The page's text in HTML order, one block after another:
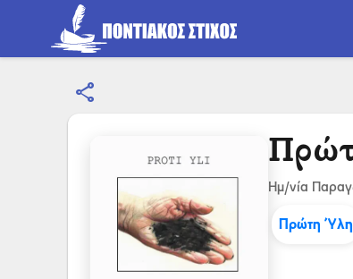
share
Ημ/νία
Πρώτη Ύλη